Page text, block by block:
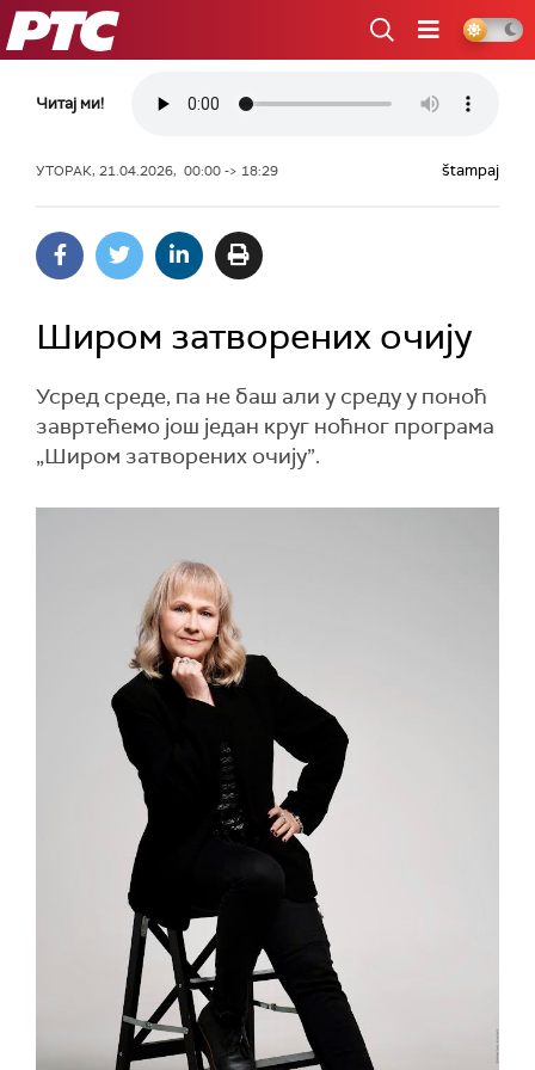
РТС
Читај ми!
УТОРАК, 21.04.2026, 00:00 -> 18:29 štampaj
Широм затворених очију
Усред среде, па не баш али у среду у поноћ
завртећемо још један круг ноћног програма
„Широм затворених очију”.